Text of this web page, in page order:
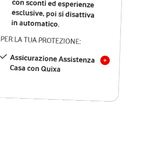
in automatico.
PER LA TUA PROTEZIONE:
Assicurazione Assistenza
Casa con Quixa